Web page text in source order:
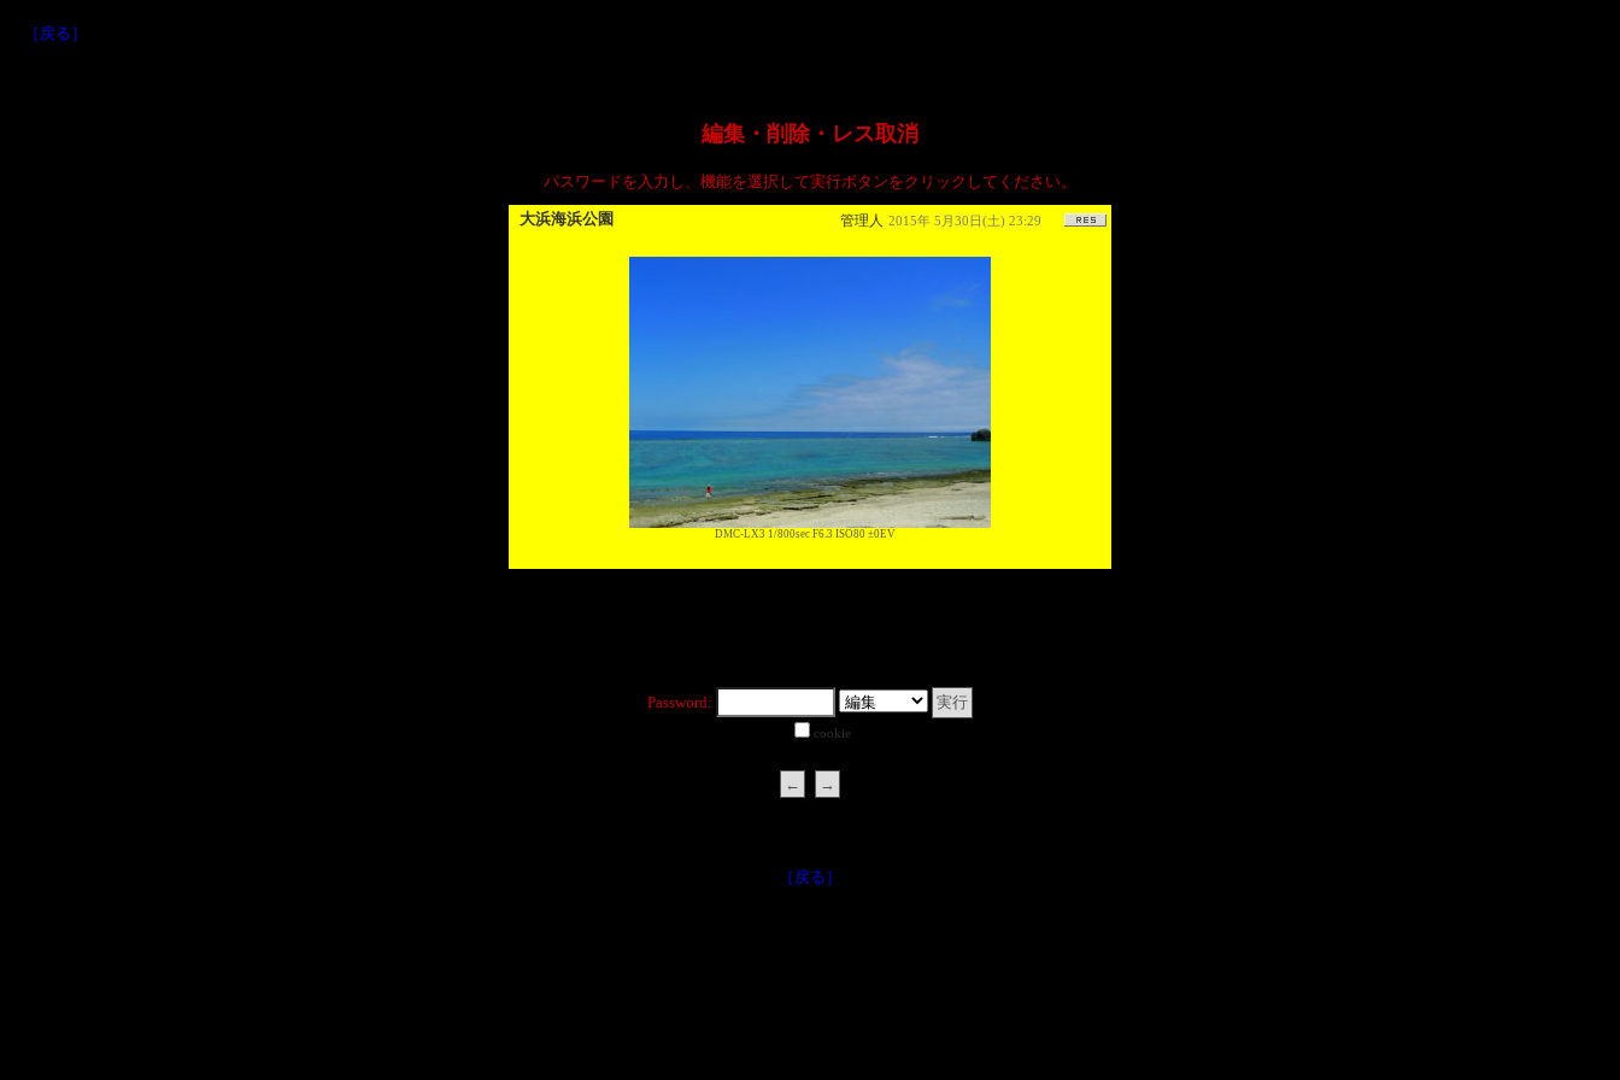
［戻る］
編集・削除・レス取消
パスワードを入力し、機能を選択して実行ボタンをクリックしてください。
大浜海浜公園 管理人 2015年 5月30日(土) 23:29
DMC-LX3 1/800sec F6.3 ISO80 ±0EV
Password:
cookie
［戻る］